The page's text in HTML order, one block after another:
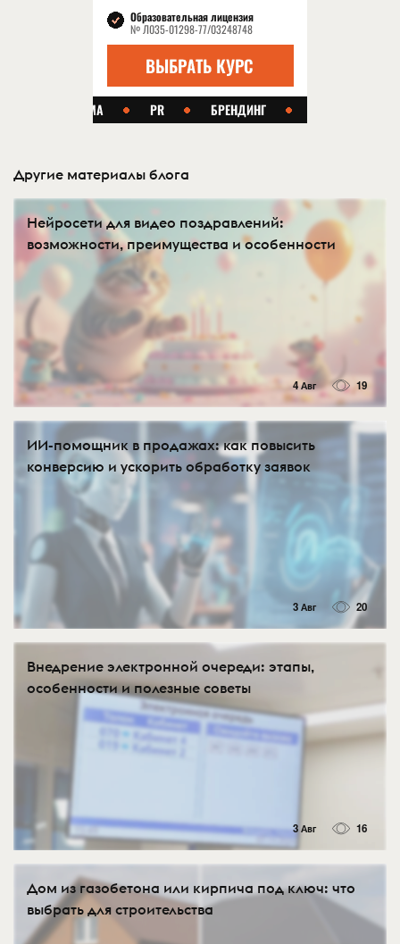
Другие материалы блога
Нейросети для видео поздравлений:
возможности, преимущества и особенности
4 Авг 19
ИИ-помощник в продажах: как повысить
конверсию и ускорить обработку заявок
3 Авг 20
Внедрение электронной очереди: этапы,
особенности и полезные советы
3 Авг 16
Дом из газобетона или кирпича под ключ: что
выбрать для строительства